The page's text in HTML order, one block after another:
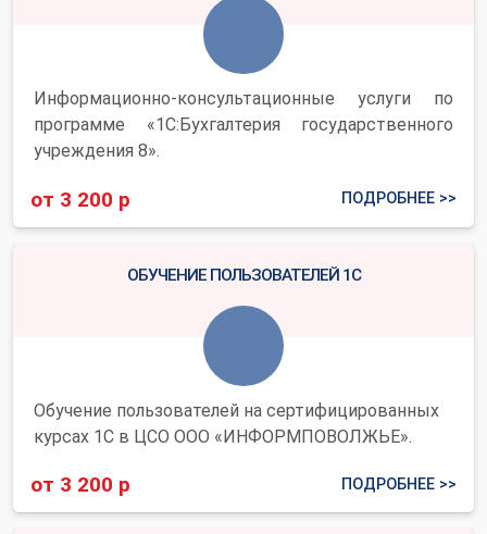
Информационно-консультационные услуги по
программе «1С:Бухгалтерия государственного
учреждения 8».
от 3 200 р ПОДРОБНЕЕ >>
ОБУЧЕНИЕ ПОЛЬЗОВАТЕЛЕЙ 1С
Обучение пользователей на сертифицированных
курсах 1С в ЦСО ООО «ИНФОРМПОВОЛЖЬЕ».
от 3 200 р ПОДРОБНЕЕ >>